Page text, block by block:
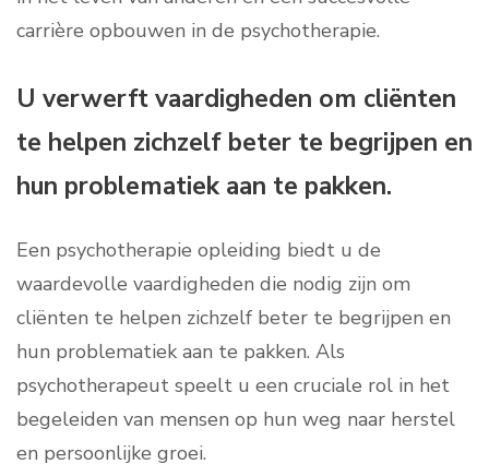
carrière opbouwen in de psychotherapie.
U verwerft vaardigheden om cliënten
te helpen zichzelf beter te begrijpen en
hun problematiek aan te pakken.
Een psychotherapie opleiding biedt u de
waardevolle vaardigheden die nodig zijn om
cliënten te helpen zichzelf beter te begrijpen en
hun problematiek aan te pakken. Als
psychotherapeut speelt u een cruciale rol in het
begeleiden van mensen op hun weg naar herstel
en persoonlijke groei.